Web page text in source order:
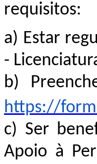
requisitos:
a) Estar
-
b)
https://
c) Ser
Apoio à